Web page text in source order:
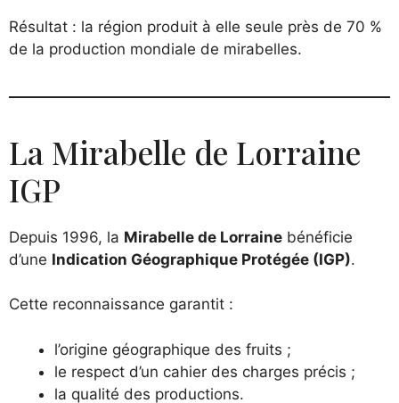
Résultat : la région produit à elle seule près de 70 %
de la production mondiale de mirabelles.
La Mirabelle de Lorraine
IGP
Depuis 1996, la Mirabelle de Lorraine bénéficie
d’une Indication Géographique Protégée (IGP).
Cette reconnaissance garantit :
l’origine géographique des fruits ;
le respect d’un cahier des charges précis ;
la qualité des productions.